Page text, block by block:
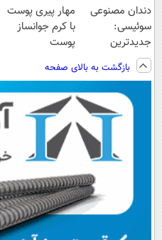
دندان مصنوعی
سوئیسی:
جدیدترین
فناوری اروپا،
سبک و مقاوم |
پرداخت قسطی
مهار پیری پوست
با کرم جوانساز
پوست
ویژه تا امشب)
بازگشت به بالای صفحه